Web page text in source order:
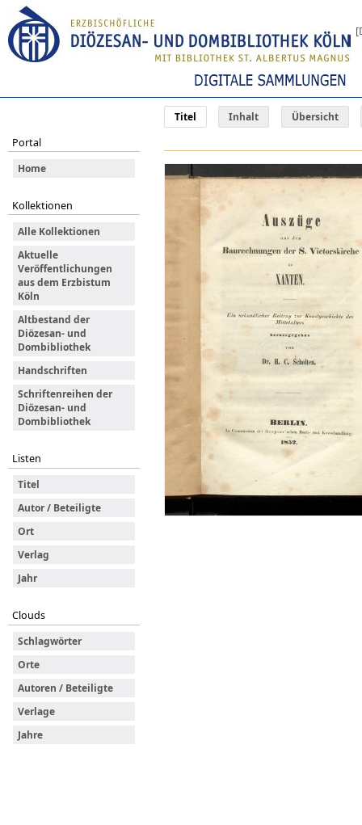
Titel Inhalt Übersicht
Portal
Home
Kollektionen
Alle Kollektionen
Aktuelle
Veröffentlichungen
aus dem Erzbistum
Köln
Altbestand der
Diözesan- und
Dombibliothek
Handschriften
Schriftenreihen der
Diözesan- und
Dombibliothek
Listen
Titel
Autor / Beteiligte
Ort
Verlag
Jahr
Clouds
Schlagwörter
Orte
Autoren / Beteiligte
Verlage
Jahre